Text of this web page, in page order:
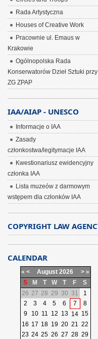
Rada Artystyczna
Houses of Creative Work
Pracownie ul. Emaus w
Krakowie
Ogólnopolska Rada
Konserwatorów Dzieł Sztuki przy
ZG ZPAP
IAA/AIAP - UNESCO
Informacje o IAA
Zasady
członkostwa/legitymacje IAA
Kwestionariusz ewidencyjny
członka IAA
Lista muzeów z darmowym
wstępem dla członków IAA
COPYRIGHT LAW
CALENDAR
« < August 2026 > »
S
M T W T F
S
26 27 28 29 30 31
1
2
3 4 5 6 7
8
9
10 11 12 13 14 15
16 17 18 19 20 21 22
23 24 25 26 27 28 29